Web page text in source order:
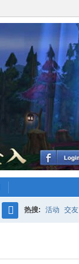
热搜: 活动 交友